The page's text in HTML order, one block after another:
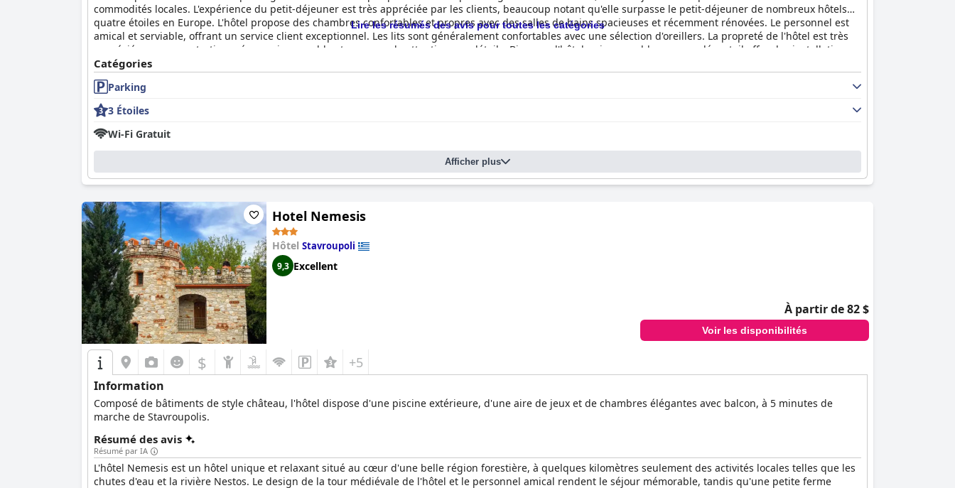
commodités locales. L'expérience du petit-déjeuner est très appréciée par les clients, beaucoup notant qu'elle surpasse le petit-déjeuner de nombreux hôtels
quatre étoiles en Europe. L'hôtel propose des chambres confortables et propres avec des salles de bains spacieuses et récemment rénovées. Le personnel est
amical et serviable, offrant un service client exceptionnel. Les lits sont généralement confortables avec une sélection d'oreillers. La propreté de l'hôtel est très
appréciée avec un entretien ménager impeccable et une grande attention aux détails. Bien que l'hôtel puisse sembler un peu désuet, il offre des installations
et des services passables à un prix raisonnable, ce qui en fait une bonne option pour ceux qui recherchent un séjour économique dans la région. Dans
l'ensemble, l'hôtel Nestos offre une expérience hospitalière et accueillante avec des chambres propres et bien entretenues et un service client exceptionnel.
Lire les résumés des avis pour toutes les catégories
Catégories
Parking
3 Étoiles
Wi-Fi Gratuit
Afficher plus
Hotel Nemesis
Hôtel Stavroupoli
9,3 Excellent
À partir de 82 $
Voir les disponibilités
$ +5
Information
Composé de bâtiments de style château, l'hôtel dispose d'une piscine extérieure, d'une aire de jeux et de chambres élégantes avec balcon, à 5 minutes de
marche de Stavroupolis.
Résumé des avis
Résumé par IA
L'hôtel Nemesis est un hôtel unique et relaxant situé au cœur d'une belle région forestière, à quelques kilomètres seulement des activités locales telles que les
chutes d'eau et la rivière Nestos. Le design de la tour médiévale de l'hôtel et le personnel amical rendent le séjour mémorable, tandis qu'une petite ferme